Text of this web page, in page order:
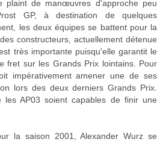
plaint de manœuvres d'approche peu
GP, à destination de quelques
les deux équipes se battent pour la
constructeurs, actuellement détenue
très importante puisqu'elle garantit le
fret sur les Grands Prix lointains. Pour
impérativement amener une de ses
lors des deux derniers Grands Prix.
les AP03 soient capables de finir une
la saison 2001, Alexander Wurz se